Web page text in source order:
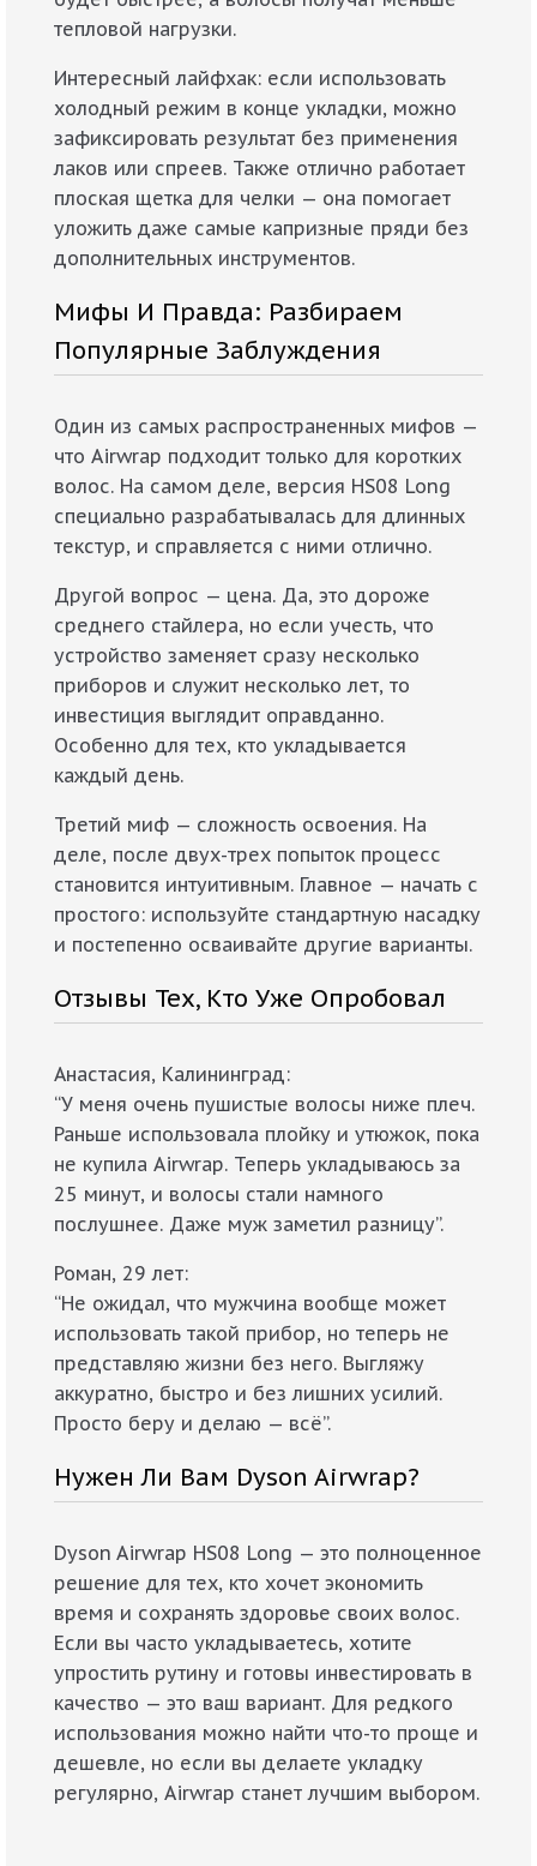
тепловой нагрузки.
Интересный лайфхак: если использовать
холодный режим в конце укладки, можно
зафиксировать результат без применения
лаков или спреев. Также отлично работает
плоская щетка для челки — она помогает
уложить даже самые капризные пряди без
дополнительных инструментов.
Мифы И Правда: Разбираем
Популярные Заблуждения
Один из самых распространенных мифов —
что Airwrap подходит только для коротких
волос. На самом деле, версия HS08 Long
специально разрабатывалась для длинных
текстур, и справляется с ними отлично.
Другой вопрос — цена. Да, это дороже
среднего стайлера, но если учесть, что
устройство заменяет сразу несколько
приборов и служит несколько лет, то
инвестиция выглядит оправданно.
Особенно для тех, кто укладывается
каждый день.
Третий миф — сложность освоения. На
деле, после двух-трех попыток процесс
становится интуитивным. Главное — начать с
простого: используйте стандартную насадку
и постепенно осваивайте другие варианты.
Отзывы Тех, Кто Уже Опробовал
Анастасия, Калининград:
“У меня очень пушистые волосы ниже плеч.
Раньше использовала плойку и утюжок, пока
не купила Airwrap. Теперь укладываюсь за
25 минут, и волосы стали намного
послушнее. Даже муж заметил разницу”.
Роман, 29 лет:
“Не ожидал, что мужчина вообще может
использовать такой прибор, но теперь не
представляю жизни без него. Выгляжу
аккуратно, быстро и без лишних усилий.
Просто беру и делаю — всё”.
Нужен Ли Вам Dyson Airwrap?
Dyson Airwrap HS08 Long — это полноценное
решение для тех, кто хочет экономить
время и сохранять здоровье своих волос.
Если вы часто укладываетесь, хотите
упростить рутину и готовы инвестировать в
качество — это ваш вариант. Для редкого
использования можно найти что-то проще и
дешевле, но если вы делаете укладку
регулярно, Airwrap станет лучшим выбором.